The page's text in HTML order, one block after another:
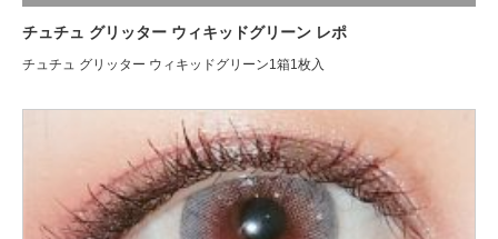
装着レポ,非公開,高発色・コスプレ用
チュチュ グリッター ウィキッドグリーン レポ
チュチュ グリッター ウィキッドグリーン1箱1枚入